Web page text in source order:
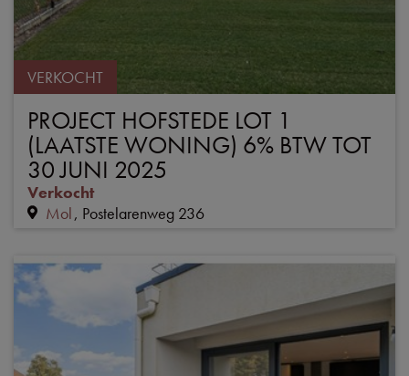
VERKOCHT
PROJECT HOFSTEDE LOT 1
(LAATSTE WONING) 6% BTW TOT
30 JUNI 2025
Verkocht
Mol Postelarenweg 236